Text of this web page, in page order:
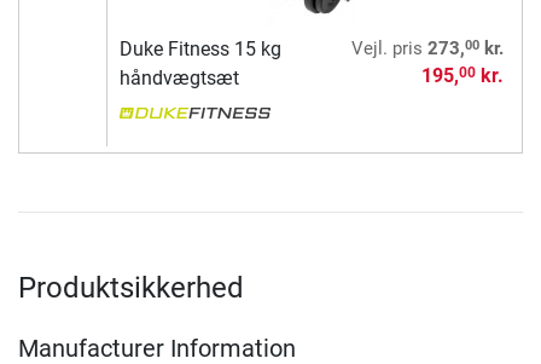
Duke Fitness 15 kg
håndvægtsæt
Vejl. pris 273,00kr.
195,00kr.
Produktsikkerhed
Manufacturer Information